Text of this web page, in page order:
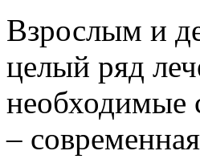
Взрослым и
целый ряд
необходимые
–